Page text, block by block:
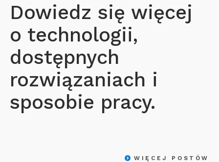
Dowiedz się więcej
o technologii,
dostępnych
rozwiązaniach i
sposobie pracy.
WIĘCEJ POSTÓW